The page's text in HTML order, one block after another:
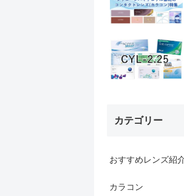
カテゴリー
おすすめレンズ紹
カラコン